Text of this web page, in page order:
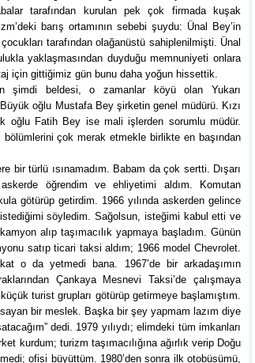
tarafından kurulan pek çok firmada kuşak
barış ortamının sebebi şuydu: Ünal Bey’in
tarafından olağanüstü sahiplenilmişti. Ünal
yaklaşmasından duyduğu memnuniyeti onlara
için gittiğimiz gün bunu daha yoğun hissettik.
şimdi beldesi, o zamanlar köyü olan Yukarı
oğlu Mustafa Bey şirketin genel müdürü. Kızı
oğlu Fatih Bey ise mali işlerden sorumlu müdür.
çok merak etmekle birlikte en başından
bir türlü ısınamadım. Babam da çok sertti. Dışarı
öğrendim ve ehliyetimi aldım. Komutan
götürüp getirdim. 1966 yılında askerden gelince
söyledim. Sağolsun, isteğimi kabul etti ve
alıp taşımacılık yapmaya başladım. Günün
satıp ticari taksi aldım; 1966 model Chevrolet.
o da yetmedi bana. 1967’de bir arkadaşımın
Çankaya Mesnevi Taksi’de çalışmaya
turist grupları götürüp getirmeye başlamıştım.
bir meslek. Başka bir şey yapmam lazım diye
dedi. 1979 yılıydı; elimdeki tüm imkanları
kurdum; turizm taşımacılığına ağırlık verip Doğu
ofisi büyüttüm. 1980’den sonra ilk otobüsümü,